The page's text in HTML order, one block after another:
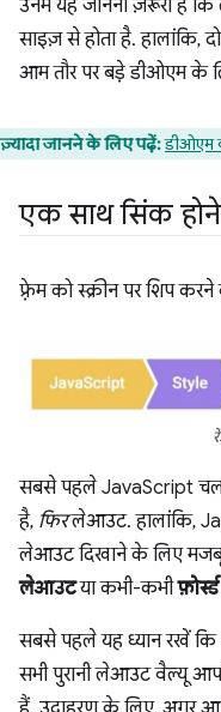
उनमें यह जानना ज़रूरी है
साइज़ से होता है. हालांकि,
आम तौर पर बड़े डीओएम के
ज़्यादा जानने के लिए पढ़ें:डीओएम
एक साथ सिंक
फ़्रेम को स्क्रीन पर शिप
सबसे पहले JavaScript
है, फिरलेआउट. हालांकि,
लेआउट दिखाने के लिए
लेआउटया कभी-कभी
सबसे पहले यह ध्यान रखें
सभी पुरानी लेआउट वैल्यू